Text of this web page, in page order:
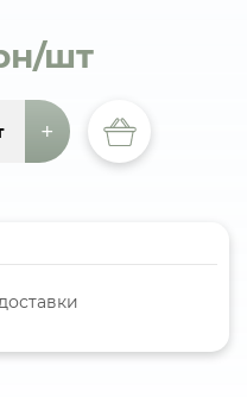
шт
+